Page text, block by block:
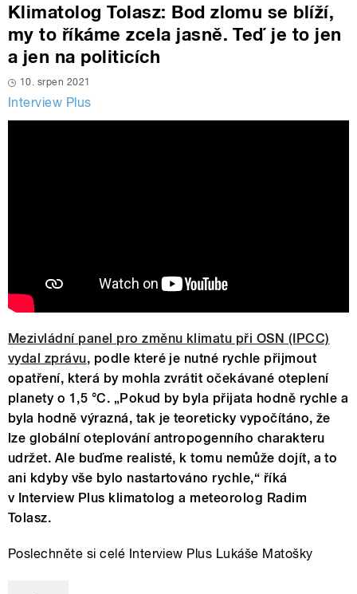
Klimatolog Tolasz: Bod zlomu se blíží,
my to říkáme zcela jasně. Teď je to jen
a jen na politicích
10. srpen 2021
Interview Plus
Mezivládní panel pro změnu klimatu při OSN (IPCC)
vydal zprávu, podle které je nutné rychle přijmout
opatření, která by mohla zvrátit očekávané oteplení
planety o 1,5 °C. „Pokud by byla přijata hodně rychle a
byla hodně výrazná, tak je teoreticky vypočítáno, že
lze globální oteplování antropogenního charakteru
udržet. Ale buďme realisté, k tomu nemůže dojít, a to
ani kdyby vše bylo nastartováno rychle,“ říká
v Interview Plus klimatolog a meteorolog Radim
Tolasz.
Poslechněte si celé Interview Plus Lukáše Matošky